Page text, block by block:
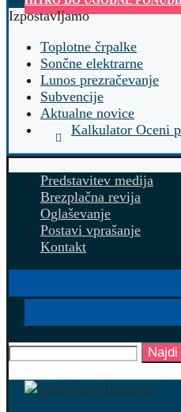
Izpostavljamo
Toplotne črpalke
Sončne elektrarne
Lunos prezračevanje
Subvencije
Aktualne novice
Kalkulator Oceni
Predstavitev medija
Brezplačna revija
Oglaševanje
Postavi vprašanje
Kontakt
Najdi